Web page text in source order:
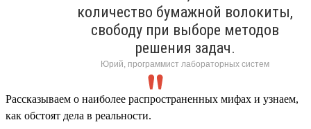
количество бумажной волокиты,
свободу при выборе методов
решения задач.
Юрий, программист лабораторных систем
Рассказываем о наиболее распространенных мифах и узнаем,
как обстоят дела в реальности.